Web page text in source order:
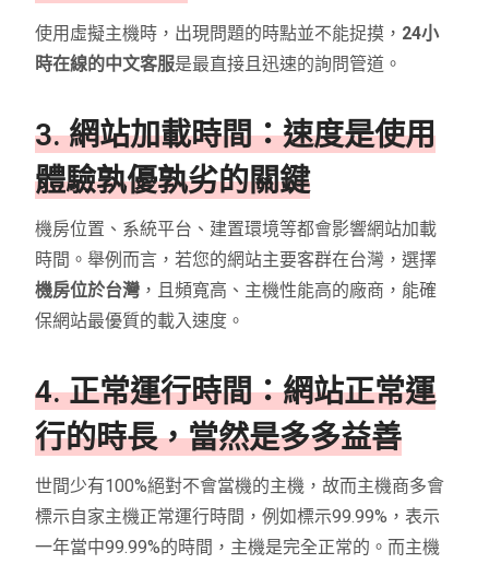
使用虛擬主機時，出現問題的時點並不能捉摸， 24小
時在線的中文客服是最直接且迅速的詢問管道。
3. 網站加載時間：速度是使用
體驗孰優孰劣的關鍵
機房位置、系統平台、建置環境等都會影響網站加載
時間。舉例而言，若您的網站主要客群在台灣，選擇
機房位於台灣 ，且頻寬高、主機性能高的廠商，能確
保網站最優質的載入速度。
4. 正常運行時間：網站正常運
行的時長，當然是多多益善
世間少有100%絕對不會當機的主機，故而主機商多會
標示自家主機正常運行時間，例如標示99.99%，表示
一年當中99.99%的時間，主機是完全正常的。而主機